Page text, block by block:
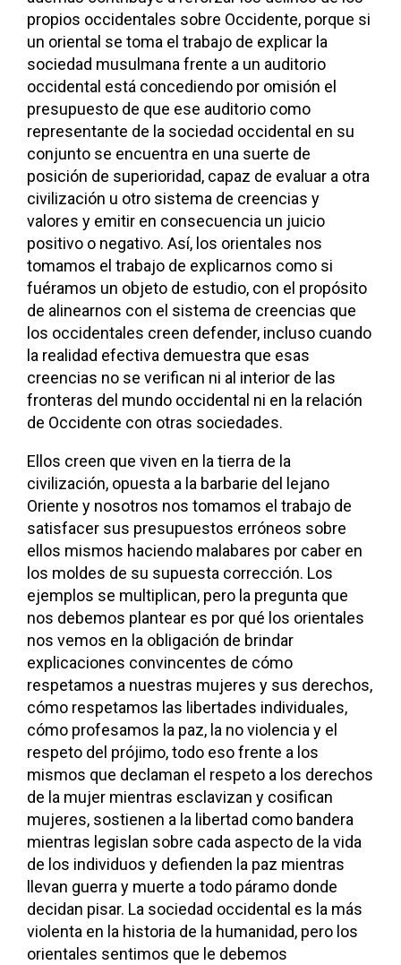
propios occidentales sobre Occidente, porque si
un oriental se toma el trabajo de explicar la
sociedad musulmana frente a un auditorio
occidental está concediendo por omisión el
presupuesto de que ese auditorio como
representante de la sociedad occidental en su
conjunto se encuentra en una suerte de
posición de superioridad, capaz de evaluar a otra
civilización u otro sistema de creencias y
valores y emitir en consecuencia un juicio
positivo o negativo. Así, los orientales nos
tomamos el trabajo de explicarnos como si
fuéramos un objeto de estudio, con el propósito
de alinearnos con el sistema de creencias que
los occidentales creen defender, incluso cuando
la realidad efectiva demuestra que esas
creencias no se verifican ni al interior de las
fronteras del mundo occidental ni en la relación
de Occidente con otras sociedades.
Ellos creen que viven en la tierra de la
civilización, opuesta a la barbarie del lejano
Oriente y nosotros nos tomamos el trabajo de
satisfacer sus presupuestos erróneos sobre
ellos mismos haciendo malabares por caber en
los moldes de su supuesta corrección. Los
ejemplos se multiplican, pero la pregunta que
nos debemos plantear es por qué los orientales
nos vemos en la obligación de brindar
explicaciones convincentes de cómo
respetamos a nuestras mujeres y sus derechos,
cómo respetamos las libertades individuales,
cómo profesamos la paz, la no violencia y el
respeto del prójimo, todo eso frente a los
mismos que declaman el respeto a los derechos
de la mujer mientras esclavizan y cosifican
mujeres, sostienen a la libertad como bandera
mientras legislan sobre cada aspecto de la vida
de los individuos y defienden la paz mientras
llevan guerra y muerte a todo páramo donde
decidan pisar. La sociedad occidental es la más
violenta en la historia de la humanidad, pero los
orientales sentimos que le debemos